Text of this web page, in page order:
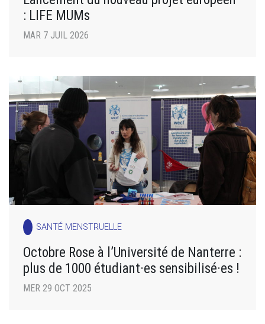
: LIFE MUMs
MAR 7 JUIL 2026
SANTÉ MENSTRUELLE
Octobre Rose à l’Université de Nanterre :
plus de 1000 étudiant·es sensibilisé·es !
MER 29 OCT 2025